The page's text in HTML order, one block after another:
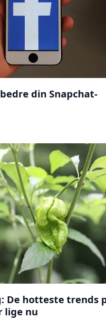
din Snapchat-
De hotteste trends
lige nu